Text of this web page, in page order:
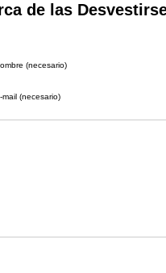
de las
(necesario)
mail (necesario)